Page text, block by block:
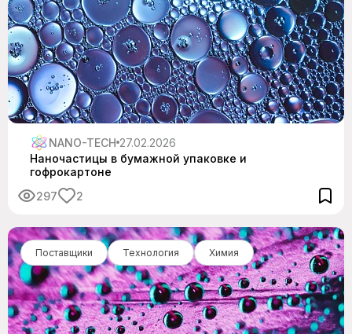
NANO-TECH 27.02.2026
Наночастицы в бумажной упаковке и
гофрокартоне
297
2
Поставщики Технология Химия